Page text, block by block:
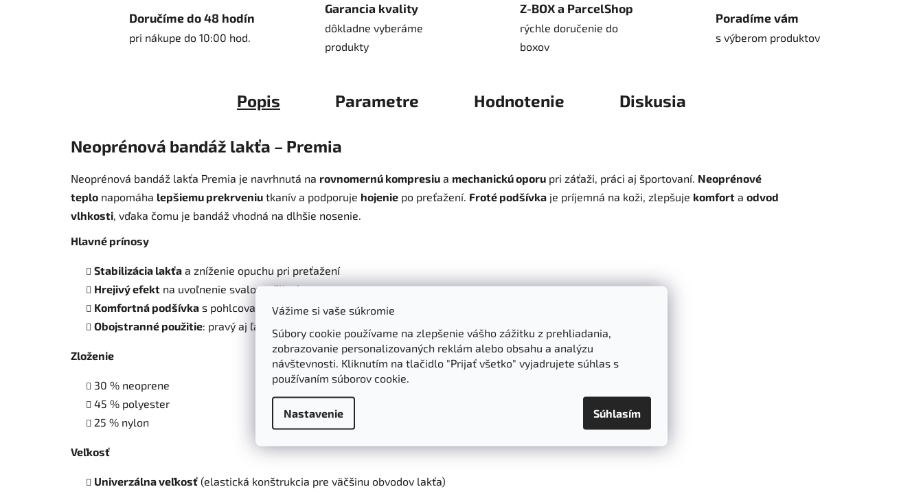
Vážime si vaše súkromie
Súbory cookie používame na zlepšenie vášho zážitku z prehliadania,
zobrazovanie personalizovaných reklám alebo obsahu a analýzu
návštevnosti. Kliknutím na tlačidlo "Prijať všetko" vyjadrujete súhlas s
používaním súborov cookie.
Nastavenie Súhlasím
Doručíme do 48 hodín
pri nákupe do 10:00 hod.
Garancia kvality
dôkladne vyberáme
produkty
Z-BOX a ParcelShop
rýchle doručenie do
boxov
Poradíme vám
s výberom produktov
Popis Parametre Hodnotenie Diskusia
Neoprénová bandáž lakťa – Premia
Neoprénová bandáž lakťa Premia je navrhnutá na rovnomernú kompresiu a mechanickú oporu pri záťaži, práci aj športovaní. Neoprénové
teplo napomáha lepšiemu prekrveniu tkanív a podporuje hojenie po preťažení. Froté podšívka je príjemná na koži, zlepšuje komfort a odvod
vlhkosti, vďaka čomu je bandáž vhodná na dlhšie nosenie.
Hlavné prínosy
Stabilizácia lakťa a zníženie opuchu pri preťažení
Hrejivý efekt na uvoľnenie svalov a šliach
Komfortná podšívka s pohlcovaním vlhkosti
Obojstranné použitie: pravý aj ľavý lakeť
Zloženie
30 % neoprene
45 % polyester
25 % nylon
Veľkosť
Univerzálna veľkosť (elastická konštrukcia pre väčšinu obvodov lakťa)